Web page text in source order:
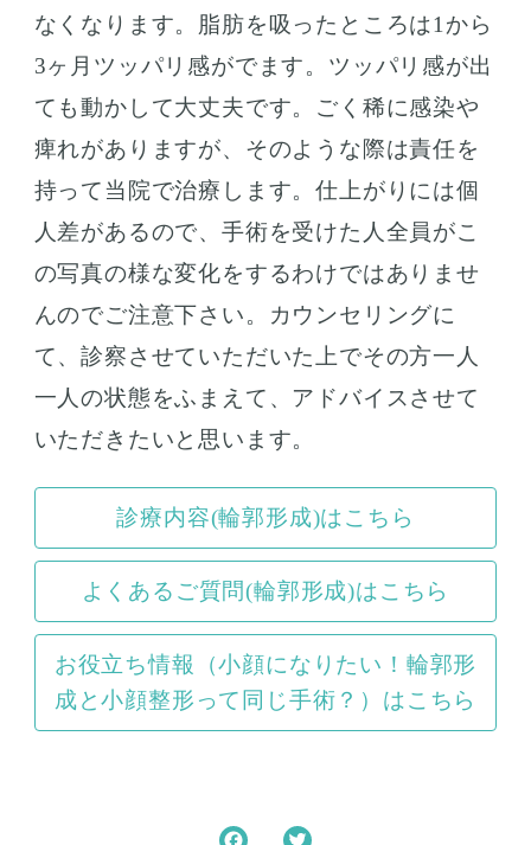
なくなります。脂肪を吸ったところは1から
3ヶ月ツッパリ感がでます。ツッパリ感が出
ても動かして大丈夫です。ごく稀に感染や
痺れがありますが、そのような際は責任を
持って当院で治療します。仕上がりには個
人差があるので、手術を受けた人全員がこ
の写真の様な変化をするわけではありませ
んのでご注意下さい。カウンセリングに
て、診察させていただいた上でその方一人
一人の状態をふまえて、アドバイスさせて
いただきたいと思います。
診療内容(輪郭形成)はこちら
よくあるご質問(輪郭形成)はこちら
お役立ち情報（小顔になりたい！輪郭形
成と小顔整形って同じ手術？）はこちら